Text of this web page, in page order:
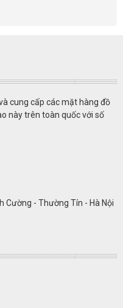
cung cấp các mặt hàng đồ
này trên toàn quốc với số
Cường - Thường Tín - Hà Nội